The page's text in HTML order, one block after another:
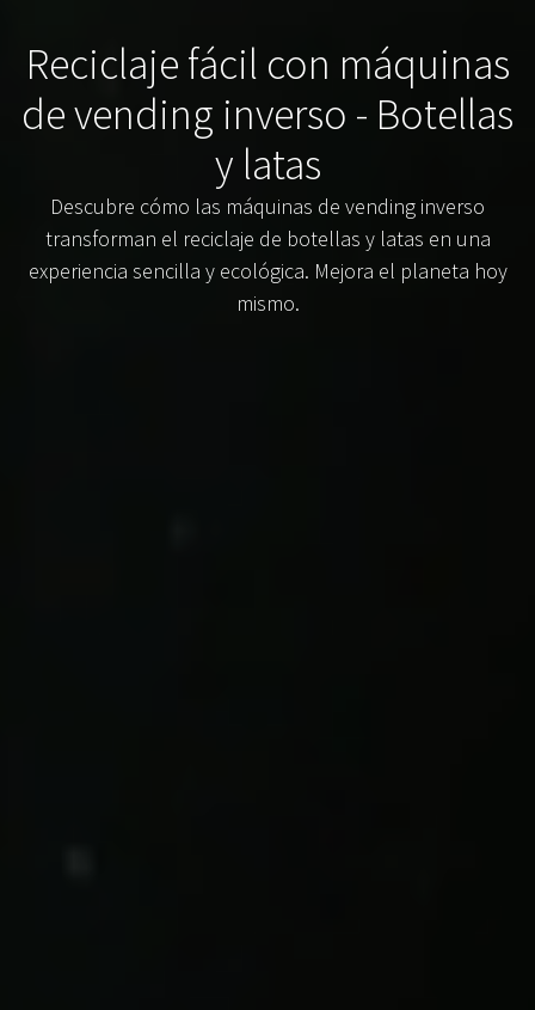
Reciclaje fácil con máquinas
de vending inverso - Botellas
y latas
Descubre cómo las máquinas de vending inverso
transforman el reciclaje de botellas y latas en una
experiencia sencilla y ecológica. Mejora el planeta hoy
mismo.